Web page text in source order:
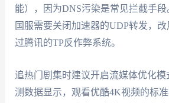
能），因为DNS污染是常见拦截手
国服需要关闭加速器的UDP转发，
过腾讯的TP反作弊系统。
追热门剧集时建议开启流媒体优化模
测数据显示，观看优酷4K视频的标